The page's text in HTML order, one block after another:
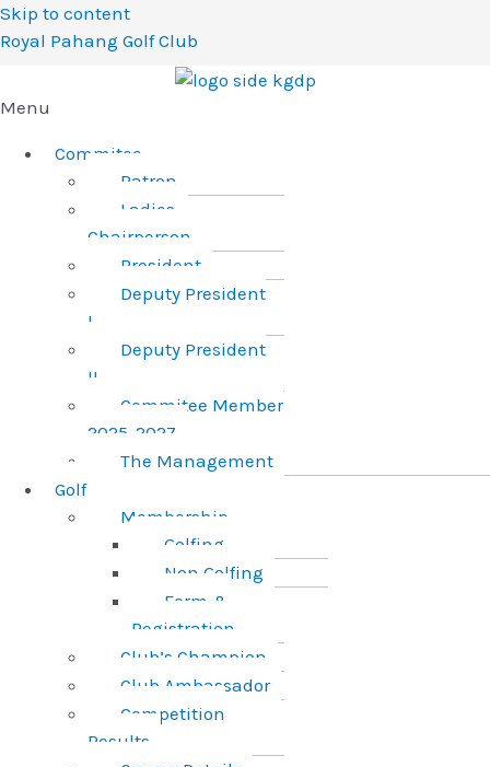
Skip to content
Royal Pahang Golf Club
Menu
Commitee
Patron
Ladies
Chairperson
President
Deputy President
I
Deputy President
II
Commitee Member
2025-2027
The Management
Golf
Membership
Golfing
Non Golfing
Form &
Registration
Club’s Champion
Club Ambassador
Competition
Results